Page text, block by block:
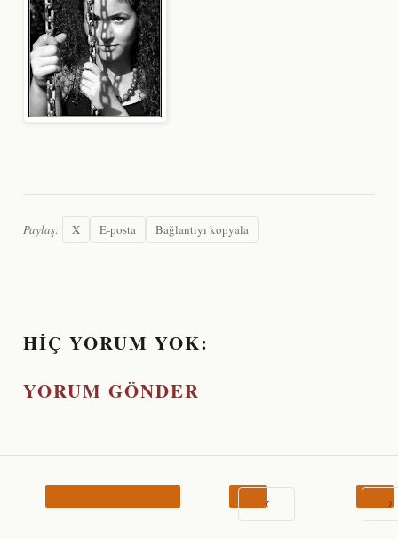
Paylaş: X E-posta Bağlantıyı kopyala
HIÇ YORUM YOK:
YORUM GÖNDER
‹ ›